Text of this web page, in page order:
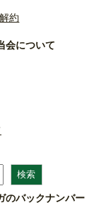
約
会について
検索
のバックナンバー